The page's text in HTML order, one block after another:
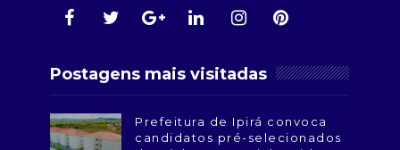
Postagens mais visitadas
Prefeitura de Ipirá convoca
candidatos pré-selecionados